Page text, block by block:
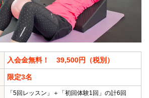
入会金無料！ 39,500円（税別）
限定3名
「5回レッスン」＋「初回体験1回」の計6回